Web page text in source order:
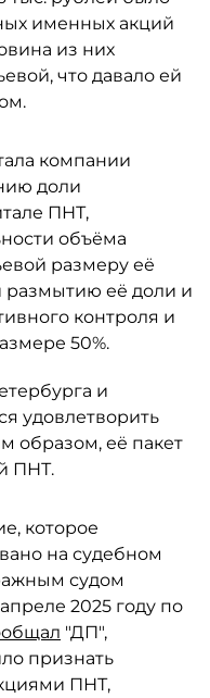
именных акций
из них
что давало ей
компании
доли
ПНТ,
объёма
размеру её
размытию её доли и
контроля и
50%.
и
удовлетворить
образом, её пакет
ПНТ.
которое
на судебном
судом
2025 году по
"ДП",
признать
ПНТ,